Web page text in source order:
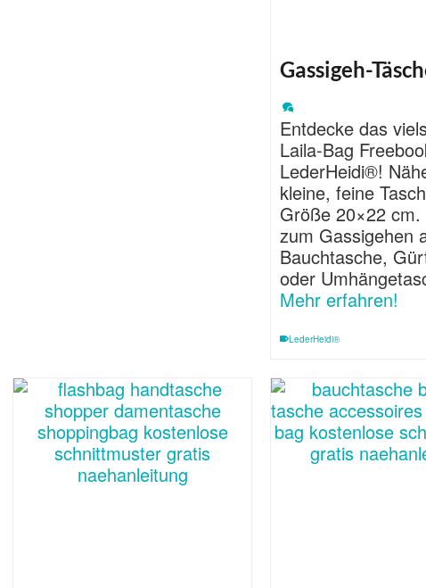
Gassigeh-
Entdecke das
Laila-Bag
LederHeidi®!
kleine, feine
Größe 20×22 cm.
zum Gassigehen
Bauchtasche,
oder
Mehr erfahren!
LederHeidi®